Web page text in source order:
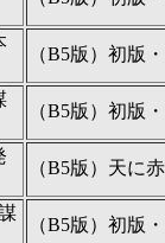
（B5版）初版
（B5版）初版
（B5版）天に
（B5版）初版